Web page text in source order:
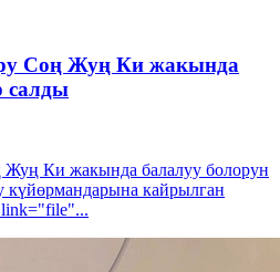
Соң Жуң Ки жакында
салды
Жуң Ки жакында балалуу болорун
күйөрмандарына кайрылган
link="file"...